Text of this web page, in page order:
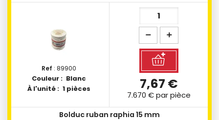
Ref : 89900
Couleur : Blanc
À l'unité : 1 pièces 7,67 €
7.670 €par pièce
Bolduc ruban raphia 15 mm